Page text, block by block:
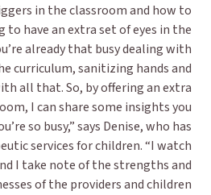
in the classroom and how to
to have an extra set of eyes in the
already that busy dealing with
curriculum, sanitizing hands and
all that. So, by offering an extra
I can share some insights you
so busy,” says Denise, who has
services for children. “I watch
I take note of the strengths and
of the providers and children.”